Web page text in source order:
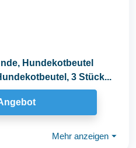
Hundekotbeutel
3 Stück...
Mehr anzeigen ⏷